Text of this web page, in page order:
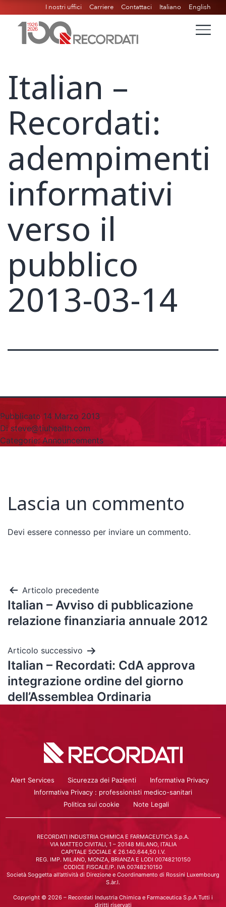
I nostri uffici Carriere Contattaci Italiano English
Italian –
Recordati:
adempimenti
informativi
verso il
pubblico
2013-03-14
Pubblicato 14 Marzo 2013
Di steve@tiuhealth.com
Categorie:Announcements
Lascia un commento
Devi essere connesso per inviare un commento.
Articolo precedente
Italian – Avviso di pubblicazione
relazione finanziaria annuale 2012
Articolo successivo
Italian – Recordati: CdA approva
integrazione ordine del giorno
dell’Assemblea Ordinaria
Alert Services Sicurezza dei Pazienti
Informativa Privacy
Informativa Privacy : professionisti medico-sanitari
Politica sui cookie
Note Legali
RECORDATI INDUSTRIA CHIMICA E FARMACEUTICA S.p.A.
VIA MATTEO CIVITALI, 1 – 20148 MILANO, ITALIA
CAPITALE SOCIALE € 26.140.644,50 I.V.
REG. IMP. MILANO, MONZA, BRIANZA E LODI 00748210150
CODICE FISCALE/P. IVA 00748210150
Società Soggetta all’attività di Direzione e Coordinamento di Rossini Luxembourg
S.àr.l.
Copyright © 2026 – Recordati Industria Chimica e Farmaceutica S.p.A Tutti i
diritti riservati